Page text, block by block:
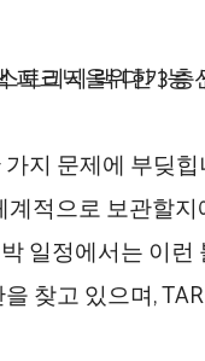
지 문제에 부딪
적으로 보관할
일정에서는 이런
찾고 있으며,